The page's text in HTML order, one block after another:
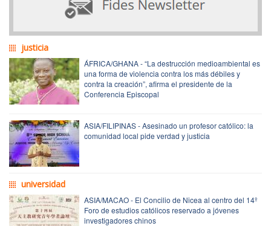
justicia
ÁFRICA/GHANA - “La destrucción medioambiental es
una forma de violencia contra los más débiles y
contra la creación”, afirma el presidente de la
Conferencia Episcopal
ASIA/FILIPINAS - Asesinado un profesor católico: la
comunidad local pide verdad y justicia
universidad
ASIA/MACAO - El Concilio de Nicea al centro del 14º
Foro de estudios católicos reservado a jóvenes
investigadores chinos